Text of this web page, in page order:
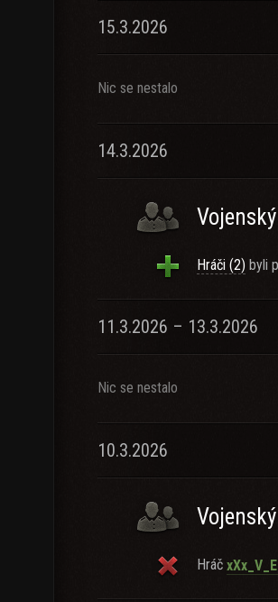
15.3.2026
Nic se nestalo
14.3.2026
Hráči (2) byli
11.3.2026 – 13.3.2026
Nic se nestalo
10.3.2026
Hráč